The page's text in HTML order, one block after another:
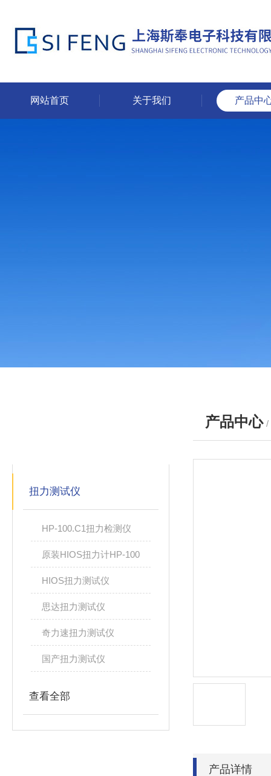
网站首页 关于我们 产品中
扭力测试仪
HP-100.C1扭力检测仪
原装HIOS扭力计HP-100
HIOS扭力测试仪
思达扭力测试仪
奇力速扭力测试仪
国产扭力测试仪
查看全部
产品中心 /
产品详情